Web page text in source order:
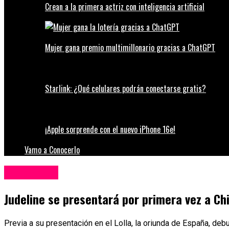
Crean a la primera actriz con inteligencia artificial
Mujer gana premio multimillonario gracias a ChatGPT
Starlink: ¿Qué celulares podrán conectarse gratis?
¡Apple sorprende con el nuevo iPhone 16e!
Vamo a Conocerlo
Judeline se presentará por primera vez a
Previa a su presentación en el Lolla, la oriunda de España,